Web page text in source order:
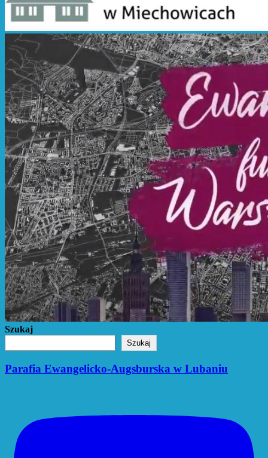
Szukaj
Szukaj
Parafia Ewangelicko-Augsburska w Lubaniu